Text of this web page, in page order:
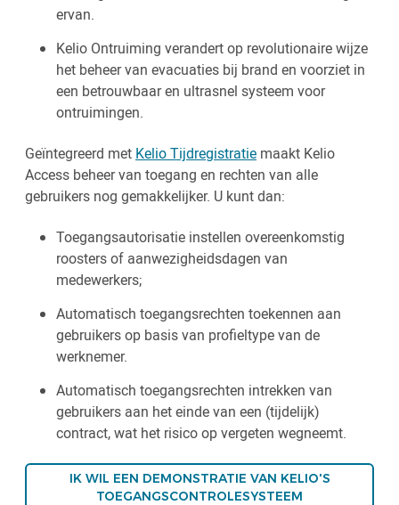
ervan.
Kelio Ontruiming verandert op revolutionaire wijze
het beheer van evacuaties bij brand en voorziet in
een betrouwbaar en ultrasnel systeem voor
ontruimingen.
Geïntegreerd met Kelio Tijdregistratie maakt Kelio
Access beheer van toegang en rechten van alle
gebruikers nog gemakkelijker. U kunt dan:
Toegangsautorisatie instellen overeenkomstig
roosters of aanwezigheidsdagen van
medewerkers;
Automatisch toegangsrechten toekennen aan
gebruikers op basis van profieltype van de
werknemer.
Automatisch toegangsrechten intrekken van
gebruikers aan het einde van een (tijdelijk)
contract, wat het risico op vergeten wegneemt.
IK WIL EEN DEMONSTRATIE VAN KELIO'S
TOEGANGSCONTROLESYSTEEM